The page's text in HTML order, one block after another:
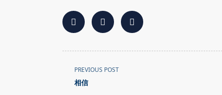
<span
class="nav-
PREVIOUS POST
相信